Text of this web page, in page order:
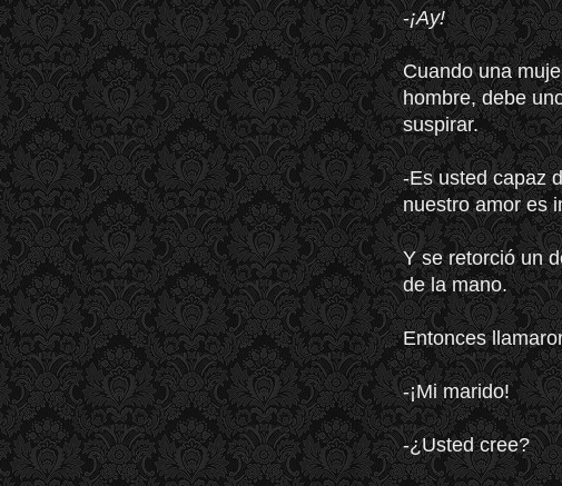
-¡Ay!
Cuando una
hombre, debe
suspirar.
-Es usted capaz
nuestro amor es
Y se retorció un
de la mano.
Entonces
-¡Mi marido!
-¿Usted cree?